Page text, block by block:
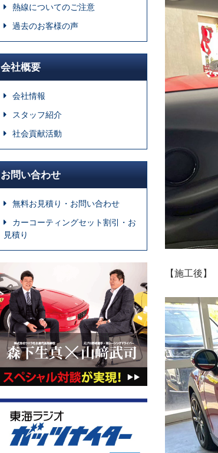
【施工後】
熱線についてのご注意
過去のお客様の声
会社概要
会社情報
スタッフ紹介
社会貢献活動
お問い合わせ
無料お見積り・お問い合わせ
カーコーティングセット割引・お
見積り